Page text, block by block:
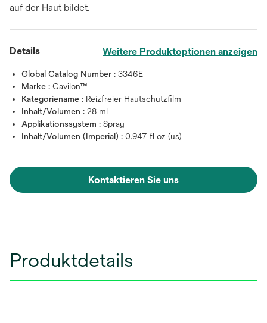
auf der Haut bildet.
Details Weitere Produktoptionen anzeigen
Global Catalog Number : 3346E
Marke : Cavilon™
Kategoriename : Reizfreier Hautschutzfilm
Inhalt/Volumen : 28 ml
Applikationssystem : Spray
Inhalt/Volumen (Imperial) : 0.947 fl oz (us)
Kontaktieren Sie uns
Produktdetails